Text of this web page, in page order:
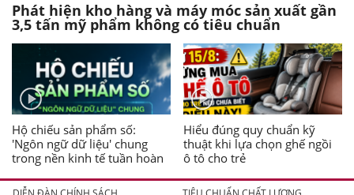
Phát hiện kho hàng và máy móc sản xuất gần
3,5 tấn mỹ phẩm không có tiêu chuẩn
Hộ chiếu sản phẩm số:
'Ngôn ngữ dữ liệu' chung
trong nền kinh tế tuần hoàn
Hiểu đúng quy chuẩn kỹ
thuật khi lựa chọn ghế ngồi
ô tô cho trẻ